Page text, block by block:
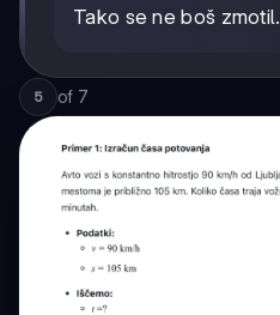
Tako se ne boš zmotil.
5 of 7